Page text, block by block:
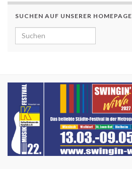
SUCHEN AUF UNSERER HOMEPAGE
Search for: